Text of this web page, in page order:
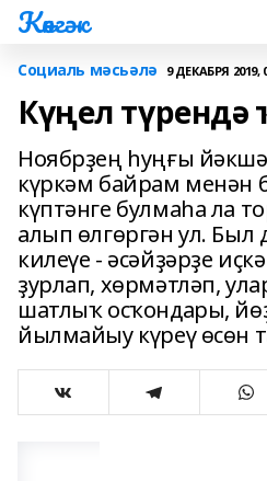
Көнгәк
Социаль мәсьәлә 9 ДЕКАБРЯ 2019,
Күңел түрендә
Ноябрҙең һуңғы
күркәм байрам менән
күптәнге булмаһа ла
алып өлгөргән ул.
килеүе - әсәйҙәрҙе
ҙурлап, хөрмәтләп,
шатлыҡ осҡондары,
йылмайыу күреү өсөн